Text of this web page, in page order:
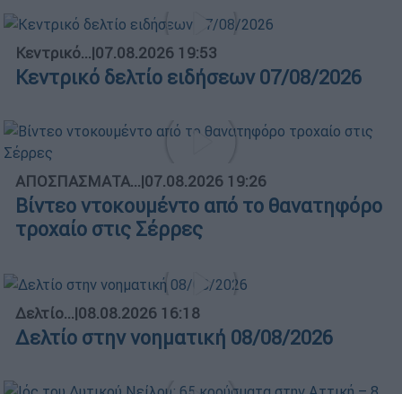
Κεντρικό...|07.08.2026 19:53
Κεντρικό δελτίο ειδήσεων 07/08/2026
ΑΠΟΣΠΑΣΜΑΤΑ...|07.08.2026 19:26
Βίντεο ντοκουμέντο από το θανατηφόρο
τροχαίο στις Σέρρες
Δελτίο...|08.08.2026 16:18
Δελτίο στην νοηματική 08/08/2026